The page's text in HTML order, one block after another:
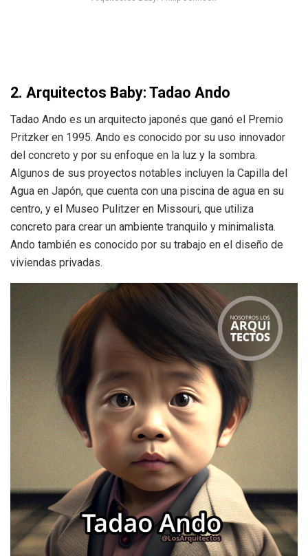
2. Arquitectos Baby: Tadao Ando
Tadao Ando es un arquitecto japonés que ganó el Premio
Pritzker en 1995. Ando es conocido por su uso innovador
del concreto y por su enfoque en la luz y la sombra.
Algunos de sus proyectos notables incluyen la Capilla del
Agua en Japón, que cuenta con una piscina de agua en su
centro, y el Museo Pulitzer en Missouri, que utiliza
concreto para crear un ambiente tranquilo y minimalista.
Ando también es conocido por su trabajo en el diseño de
viviendas privadas.